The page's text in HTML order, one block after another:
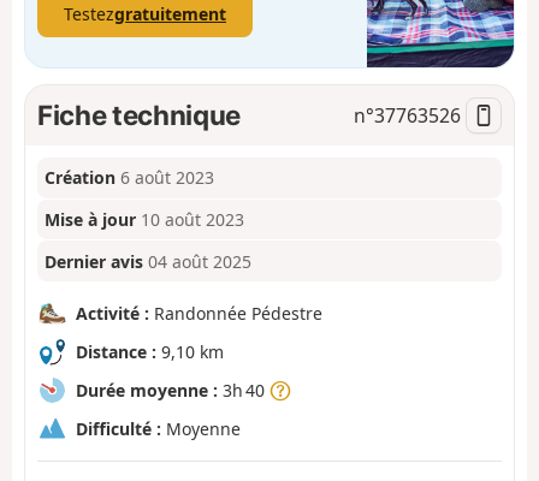
Testezgratuitement
Fiche technique n°37763526
Création 6 août 2023
Mise à jour 10 août 2023
Dernier avis 04 août 2025
Activité : Randonnée Pédestre
Distance : 9,10 km
Durée moyenne : 3h 40
Difficulté : Moyenne